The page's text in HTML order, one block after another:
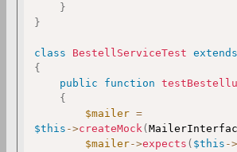
}
}
class BestellServiceTest extends
{
public
function
{
$mailer =
$this ->createMock(
$mailer->expects ( $this ->